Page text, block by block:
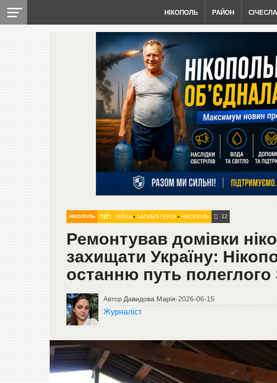
НІКОПОЛЬ РАЙОН
НІКОПОЛЬ ТЕГ: ВІЙНА• ЗАГИБЛІ ГЕРОЇ • НІКОПОЛЬ 12
Ремонтував домівки
захищати Україну:
останню путь
Автор Давидова Марія-2026-06-15
Журналіст